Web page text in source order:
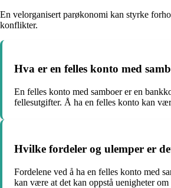
En velorganisert parøkonomi kan styrke
konflikter.
Hva er en felles konto med
En felles konto med samboer er en
fellesutgifter. Å ha en felles konto kan
Hvilke fordeler og ulemper er
Fordelene ved å ha en felles konto med
kan være at det kan oppstå uenigheter